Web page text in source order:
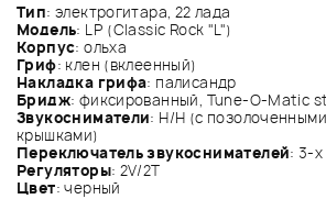
Тип: электрогитара, 22 лада
Модель: LP (Classic Rock "L")
Корпус: ольха
Гриф: клен (вклеенный)
Накладка грифа: палисандр
Бридж: фиксированный, Tune-O-Matic
Звукосниматели: H/H (с
крышками)
Переключатель звукоснимателей: 3-
Регуляторы: 2V/2T
Цвет: черный